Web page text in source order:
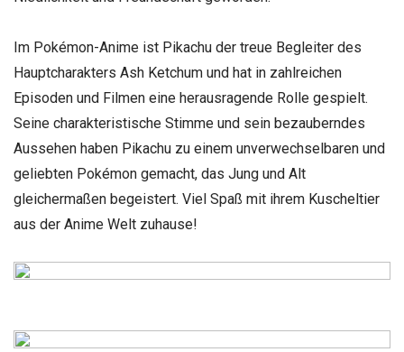
Im Pokémon-Anime ist Pikachu der treue Begleiter des
Hauptcharakters Ash Ketchum und hat in zahlreichen
Episoden und Filmen eine herausragende Rolle gespielt.
Seine charakteristische Stimme und sein bezauberndes
Aussehen haben Pikachu zu einem unverwechselbaren und
geliebten Pokémon gemacht, das Jung und Alt
gleichermaßen begeistert. Viel Spaß mit ihrem Kuscheltier
aus der Anime Welt zuhause!